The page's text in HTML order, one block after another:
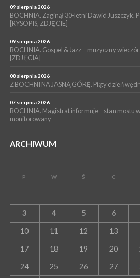
06 sierpnia 2026
BOCHNIA. W niedzielę Muzyczna
Kopalni Soli Bochnia
09 sierpnia 2026
BOCHNIA. Zaginął 30-letni Dawid Juszczyk.
[RYSOPIS, ZDJĘCIE]
09 sierpnia 2026
BOCHNIA. Gospel & Jazz – muzyczny
[ZDJĘCIA]
08 sierpnia 2026
Z BOCHNI NA JASNĄ GÓRĘ. Piąty dzień
07 sierpnia 2026
BOCHNIA. Magistrat informuje – stan mostu
monitorowany
ARCHIWUM
P W Ś C
3 4 5 6
10 11 12 13
17 18 19 20
24 25 26 27